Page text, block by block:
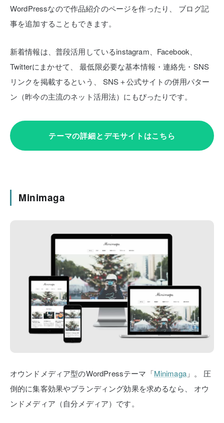
WordPressなので作品紹介のページを作ったり、
ブログ記
事を追加することもできます。
新着情報は、普段活用しているinstagram、Facebook、
Twitterにまかせて、
最低限必要な基本情報・連絡先・SNS
リンクを掲載するという、
SNS＋公式サイトの併用パター
ン（昨今の主流のネット活用法）にもぴったりです。
テーマの詳細とデモサイトはこちら
Minimaga
オウンドメディア型のWordPressテーマ「Minimaga」。
圧
倒的に集客効果やブランディング効果を求めるなら、
オウ
ンドメディア（自分メディア）です。